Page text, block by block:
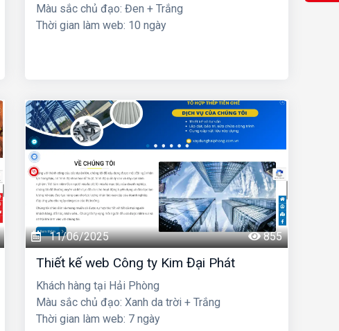
Màu sắc chủ đạo: Đen + Trắng
Thời gian làm web: 10 ngày
11/06/2025 855
Thiết kế web Công ty Kim Đại Phát
Khách hàng tại Hải Phòng
Màu sắc chủ đạo: Xanh da trời + Trắng
Thời gian làm web: 7 ngày